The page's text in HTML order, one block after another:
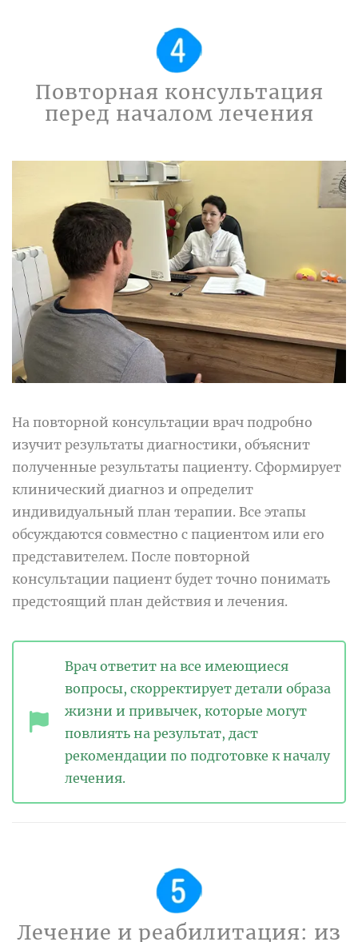
Повторная консультация
перед началом лечения
На повторной консультации врач подробно
изучит результаты диагностики, объяснит
полученные результаты пациенту. Сформирует
клинический диагноз и определит
индивидуальный план терапии. Все этапы
обсуждаются совместно с пациентом или его
представителем. После повторной
консультации пациент будет точно понимать
предстоящий план действия и лечения.
Врач ответит на все имеющиеся
вопросы, скорректирует детали образа
жизни и привычек, которые могут
повлиять на результат, даст
рекомендации по подготовке к началу
лечения.
Лечение и реабилитация: из